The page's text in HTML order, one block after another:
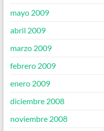
mayo 2009
abril 2009
marzo 2009
febrero 2009
enero 2009
diciembre 2008
noviembre 2008